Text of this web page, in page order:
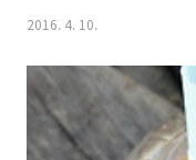
로부터 시작한다. 9월 말이
바닥으로 떨어지고 있다.
지로 치닫는다. 의왕시에서
들이 많이 심어져 있었는데
2016. 4. 10.